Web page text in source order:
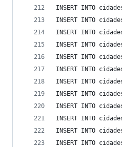
INSERT INTO
INSERT INTO
INSERT INTO
INSERT INTO
INSERT INTO
INSERT INTO
INSERT INTO
INSERT INTO
INSERT INTO
INSERT INTO
INSERT INTO
INSERT INTO